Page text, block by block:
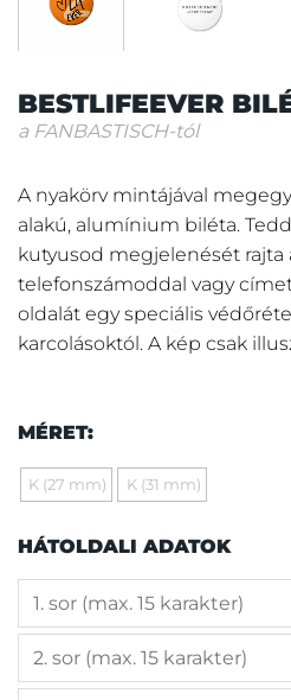
BESTLIFEEVER
a FANBASTISCH-tól
A nyakörv mintájával
alakú, alumínium biléta.
kutyusod megjelenését rajta
telefonszámoddal vagy
oldalát egy speciális
karcolásoktól. A kép csak
MÉRET:
K (27 mm) K (31 mm)
HÁTOLDALI ADATOK